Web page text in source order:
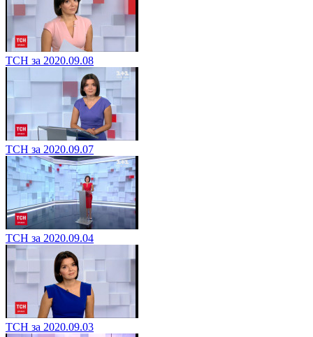
ТСН за 2020.09.08
ТСН за 2020.09.07
ТСН за 2020.09.04
ТСН за 2020.09.03